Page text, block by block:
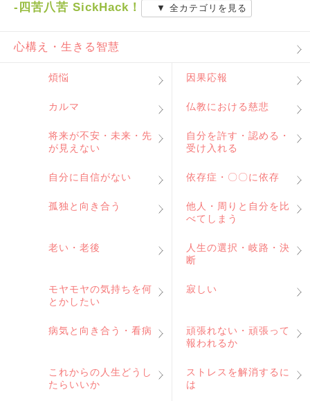
-四苦八苦 SickHack！
▼ 全カテゴリを見る
心構え・生きる智慧
煩悩 因果応報
カルマ 仏教における慈悲
将来が不安・未来・先
が見えない
自分を許す・認める・
受け入れる
自分に自信がない 依存症・〇〇に依存
孤独と向き合う
他人・周りと自分を比
べてしまう
老い・老後
人生の選択・岐路・決
断
モヤモヤの気持ちを何
とかしたい
寂しい
病気と向き合う・看病
頑張れない・頑張って
報われるか
これからの人生どうし
たらいいか
ストレスを解消するに
は